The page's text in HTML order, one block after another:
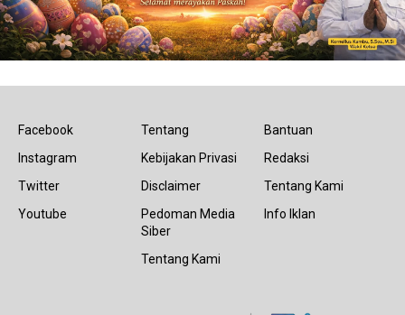
Facebook
Instagram
Twitter
Youtube
Tentang
Kebijakan Privasi
Disclaimer
Pedoman Media
Siber
Tentang Kami
Bantuan
Redaksi
Tentang Kami
Info Iklan